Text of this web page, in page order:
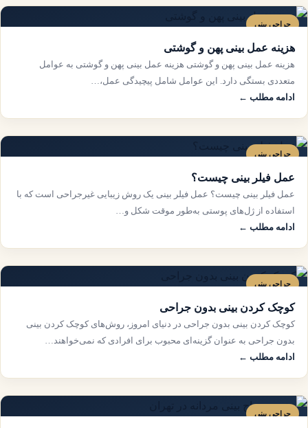
جراحی بینی
هزینه عمل بینی پهن و گوشتی
هزینه عمل بینی پهن و گوشتی هزینه عمل بینی پهن و گوشتی به عوامل
متعددی بستگی دارد. این عوامل شامل پیچیدگی عمل،…
ادامه مطلب ←
جراحی بینی
عمل فیلر بینی چیست؟
عمل فیلر بینی چیست؟ عمل فیلر بینی یک روش زیبایی غیرجراحی است که با
استفاده از ژل‌های پوستی به‌طور موقت شکل و…
ادامه مطلب ←
جراحی بینی
کوچک کردن بینی بدون جراحی
کوچک کردن بینی بدون جراحی در دنیای امروز، روش‌های کوچک کردن بینی
بدون جراحی به عنوان گزینه‌ای محبوب برای افرادی که نمی‌خواهند…
ادامه مطلب ←
جراحی بینی